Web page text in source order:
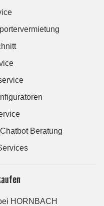
Beratung
HORNBACH